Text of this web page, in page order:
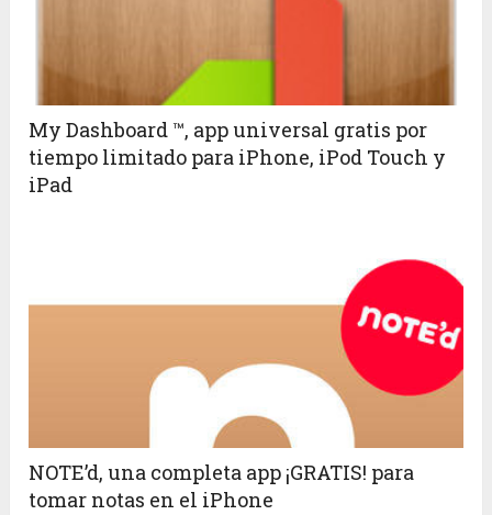
My Dashboard ™, app universal gratis por
tiempo limitado para iPhone, iPod Touch y
iPad
NOTE’d, una completa app ¡GRATIS! para
tomar notas en el iPhone